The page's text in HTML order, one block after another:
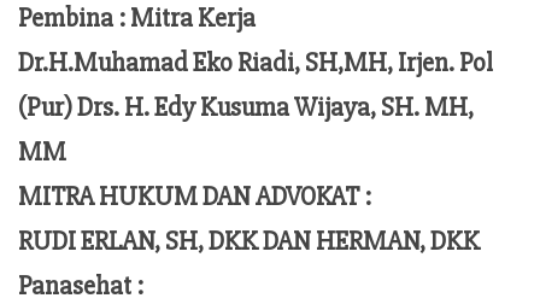
Pembina : Mitra Kerja
Dr.H.Muhamad Eko Riadi, SH,MH, Irjen. Pol
(Pur) Drs. H. Edy Kusuma Wijaya, SH. MH,
MM
MITRA HUKUM DAN ADVOKAT :
RUDI ERLAN, SH, DKK DAN HERMAN, DKK
Panasehat :